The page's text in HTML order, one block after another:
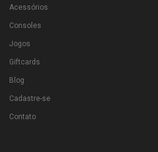
Acessórios
Consoles
Jogos
Giftcards
Blog
Cadastre-se
Contato